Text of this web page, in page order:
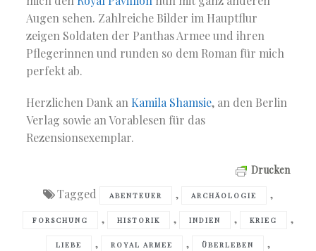
Augen sehen. Zahlreiche Bilder im Hauptflur
zeigen Soldaten der Panthas Armee und ihren
Pflegerinnen und runden so dem Roman für mich
perfekt ab.
Herzlichen Dank an Kamila Shamsie, an den Berlin
Verlag sowie an Vorablesen für das
Rezensionsexemplar.
Drucken
Tagged ABENTEUER , ARCHÄOLOGIE ,
FORSCHUNG , HISTORIK , INDIEN , KRIEG ,
LIEBE , ROYAL ARMEE , ÜBERLEBEN ,